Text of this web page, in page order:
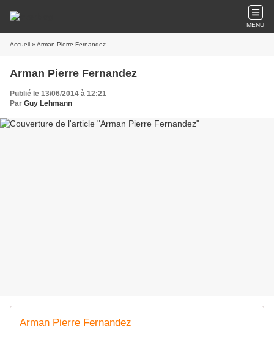
MENU
Accueil » Arman Pierre Fernandez
Arman Pierre Fernandez
Publié le 13/06/2014 à 12:21
Par Guy Lehmann
Arman Pierre Fernandez